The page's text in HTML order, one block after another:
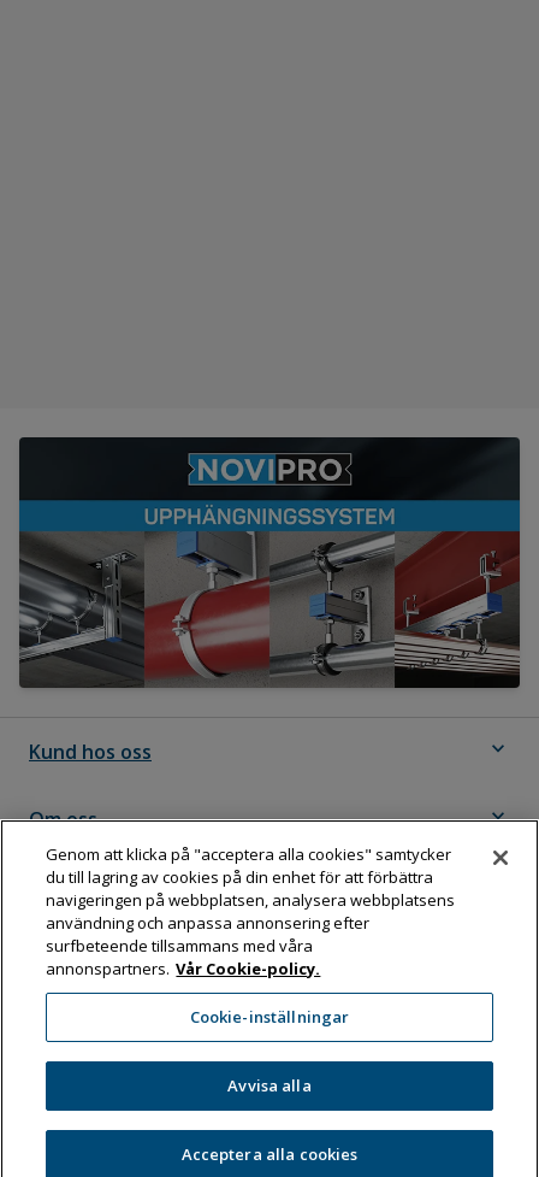
Kund hos oss expand_more
Om oss expand_more
Följ Dahl
Dahl Sverige AB
Box 11076, 161 11 BROMMA
Tel:08-583 595 00
Genom att klicka på "acceptera alla cookies" samtycker
du till lagring av cookies på din enhet för att förbättra
navigeringen på webbplatsen, analysera webbplatsens
användning och anpassa annonsering efter
surfbeteende tillsammans med våra
annonspartners. Vår Cookie-policy.
Cookie-inställningar
Avvisa alla
Acceptera alla cookies